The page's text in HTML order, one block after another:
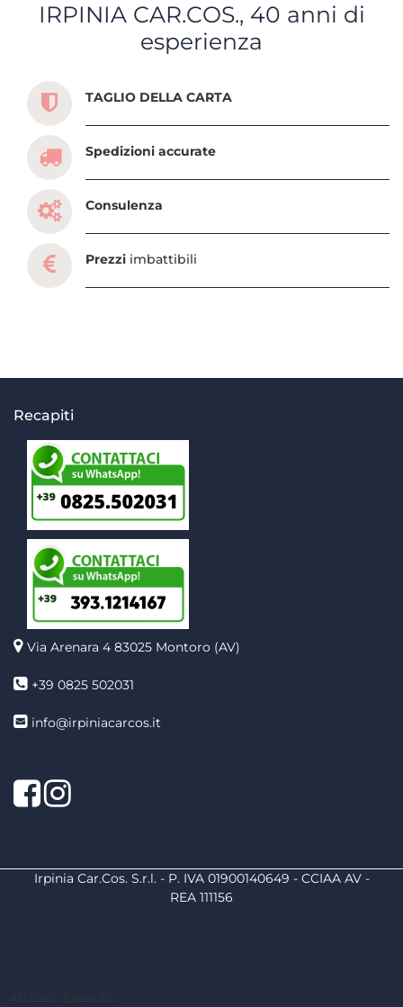
IRPINIA CAR.COS., 40 anni di
esperienza
Scopri tutti i servizi che ti abbiamo dedicato
TAGLIO DELLA CARTA
Spedizioni accurate
Consulenza
Prezzi imbattibili
Recapiti
Via Arenara 4 83025 Montoro (AV)
+39 0825 502031
info@irpiniacarcos.it
FacebookInstagram
Irpinia Car.Cos. S.r.l. - P. IVA 01900140649 - CCIAA AV -
REA 111156